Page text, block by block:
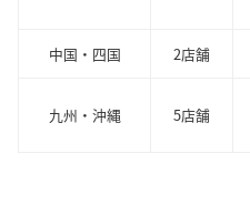
中国・四国 2店舗
九州・沖縄 5店舗